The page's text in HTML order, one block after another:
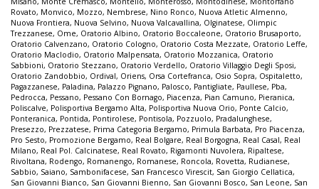
Rovato, Monvico, Mozzo, Nembrese, Nino Ronco, Nuova Atletic Almenno,
Nuova Frontiera, Nuova Selvino, Nuova Valcavallina, Olginatese, Olimpic
Trezzanese, Ome, Oratorio Albino, Oratorio Boccaleone, Oratorio Brusaporto,
Oratorio Calvenzano, Oratorio Cologno, Oratorio Costa Mezzate, Oratorio Leffe,
Oratorio Maclodio, Oratorio Malpensata, Oratorio Mozzanica, Oratorio
Sabbioni, Oratorio Stezzano, Oratorio Verdello, Oratorio Villaggio Degli Sposi,
Oratorio Zandobbio, Ordival, Oriens, Orsa Cortefranca, Osio Sopra, Ospitaletto,
Pagazzanese, Paladina, Palazzo Pignano, Palosco, Pantigliate, Paullese, Pba,
Pedrocca, Pessano, Pessano Con Bornago, Piacenza, Pian Camuno, Pieranica,
Poliscalve, Polisportiva Bergamo Alta, Polisportiva Nuova Orio, Ponte Calcio,
Ponteranica, Pontida, Pontirolese, Pontisola, Pozzuolo, Pradalunghese,
Presezzo, Prezzatese, Prima Categoria Bergamo, Primula Barbata, Pro Piacenza,
Pro Sesto, Promozione Bergamo, Real Bolgare, Real Borgogna, Real Casal, Real
Milano, Real Pol. Calcinatese, Real Rovato, Rigamonti Nuvolera, Ripaltese,
Rivoltana, Rodengo, Romanengo, Romanese, Roncola, Rovetta, Rudianese,
Sabbio, Saiano, Sambonifacese, San Francesco Virescit, San Giorgio Cellatica,
San Giovanni Bianco, San Giovanni Bienno, San Giovanni Bosco, San Leone, San